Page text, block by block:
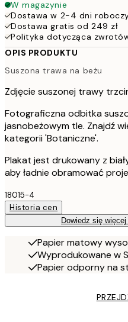
W magazynie
Dostawa w 2-4 dni
Dostawa gratis od 249 zł
Polityka dotycząca
OPIS PRODUKTU
Suszona trawa na beżu
Zdjęcie suszonej trawy
Fotograficzna odbitka
jasnobeżowym tle. Znajdź
kategorii 'Botaniczne'.
Plakat jest drukowany z
aby ładnie obramować
18015-4
Historia cen
Dowiedz się
Papier matowy
Wyprodukowane w
Papier odporny na